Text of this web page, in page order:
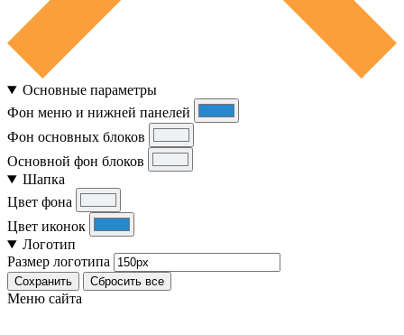
Основные параметры
Фон меню и нижней панелей
Фон основных блоков
Основной фон блоков
Шапка
Цвет фона
Цвет иконок
Логотип
Размер логотипа
Сохранить Сбросить все
Меню сайта